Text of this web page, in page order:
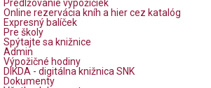
Predlžovanie výpožičiek
Online rezervácia kníh a hier cez katalóg
Expresný balíček
Pre školy
Spýtajte sa knižnice
Admin
Výpožičné hodiny
DIKDA - digitálna knižnica SNK
Dokumenty